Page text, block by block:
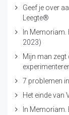
Geef je over
Leegte®
In
2023)
Mijn man zegt
7 problemen
Het einde van
In